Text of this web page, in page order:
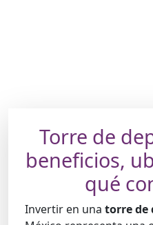
Torre de
beneficios,
qué
Invertir en una torre de